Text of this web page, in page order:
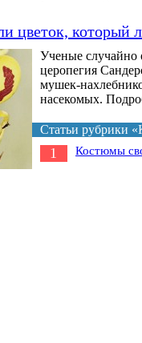
цветок, который
Ученые случайно
церопегия
мушек-
насекомых.
Статьи рубрики
1 Костюмы